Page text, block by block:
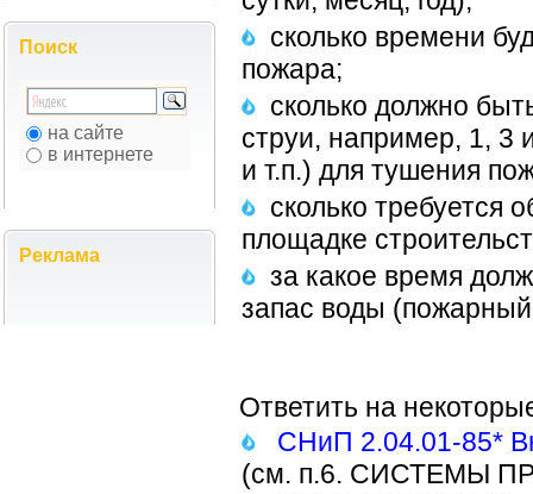
Поиск
на сайте
в интернете
Реклама
сколько времени
пожара;
сколько должно
струи, например, 1, 3
и т.п.) для тушения
сколько требуется
площадке
за какое время
запас воды
Ответить на
СНиП 2.04.01-85*
(см. п.6. СИСТЕМЫ